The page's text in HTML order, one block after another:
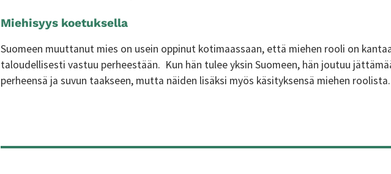
Miehisyys koetuksella
Suomeen muuttanut mies on usein oppinut kotimaassaan, että miehen rooli on
taloudellisesti vastuu perheestään. Kun hän tulee yksin Suomeen, hän joutuu
perheensä ja suvun taakseen, mutta näiden lisäksi myös käsityksensä miehen roolista.